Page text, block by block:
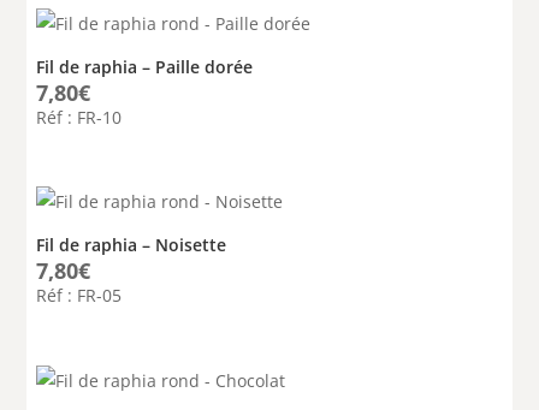
Fil de raphia – Paille dorée
7,80€
Réf : FR-10
Fil de raphia – Noisette
7,80€
Réf : FR-05